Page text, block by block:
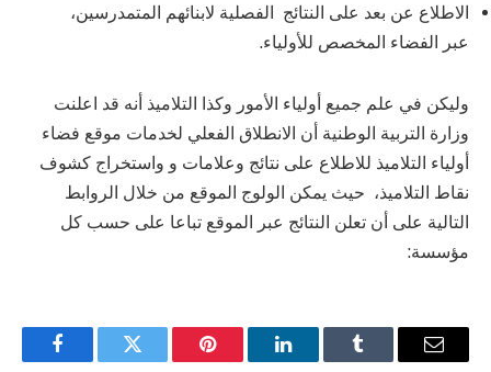
الاطلاع عن بعد على النتائج الفصلية لابنائهم المتمدرسين،
عبر الفضاء المخصص للأولياء.
وليكن في علم جميع أولياء الأمور وكذا التلاميذ أنه قد اعلنت
وزارة التربية الوطنية أن الانطلاق الفعلي لخدمات موقع فضاء
أولياء التلاميذ للاطلاع على نتائج وعلامات و واستخراج كشوف
نقاط التلاميذ، حيث يمكن الولوج الموقع من خلال الروابط
التالية على أن تعلن النتائج عبر الموقع تباعا على حسب كل
مؤسسة:
FacebookTwitter Pinterest LinkedInTumblr Email